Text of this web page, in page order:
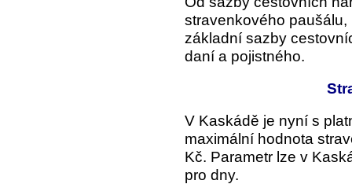
stravenkového
základní sazby
daní a pojistného.
V Kaskádě je nyní s
maximální hodnota
Kč. Parametr lze v
pro dny.